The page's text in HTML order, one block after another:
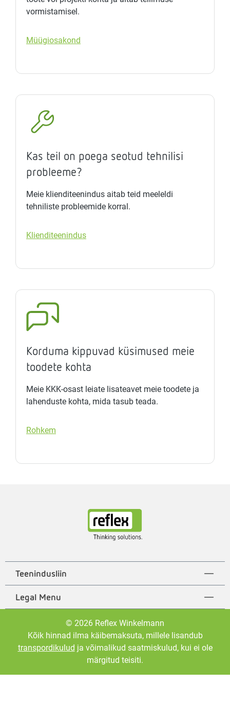
vormistamisel.
Müügiosakond
Kas teil on poega seotud tehnilisi
probleeme?
Meie klienditeenindus aitab teid meeleldi
tehniliste probleemide korral.
Klienditeenindus
Korduma kippuvad küsimused meie
toodete kohta
Meie KKK-osast leiate lisateavet meie toodete ja
lahenduste kohta, mida tasub teada.
Rohkem
Teenindusliin
Legal Menu
© 2026 Reflex Winkelmann
Kõik hinnad ilma käibemaksuta, millele lisandub
transpordikulud ja võimalikud saatmiskulud, kui ei ole
märgitud teisiti.